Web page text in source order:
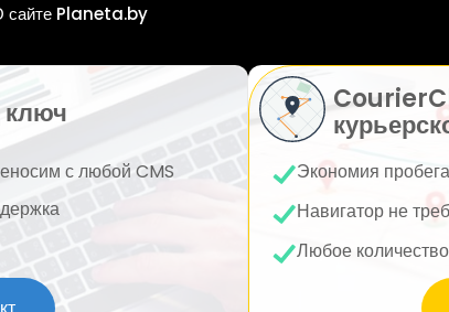
сайте Planeta.by
с любой CMS
Экономия
Навигатор не
Любое